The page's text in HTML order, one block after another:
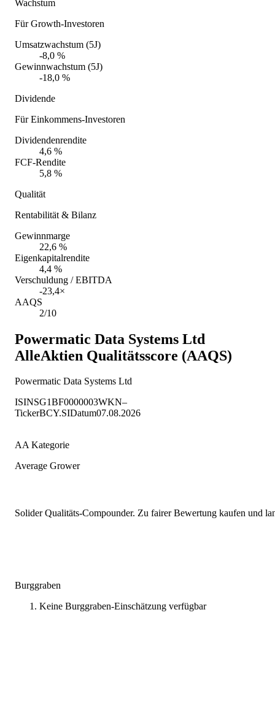
Wachstum
Für Growth-Investoren
Umsatzwachstum (5J)
-8,0 %
Gewinnwachstum (5J)
-18,0 %
Dividende
Für Einkommens-Investoren
Dividendenrendite
4,6 %
FCF-Rendite
5,8 %
Qualität
Rentabilität & Bilanz
Gewinnmarge
22,6 %
Eigenkapitalrendite
4,4 %
Verschuldung / EBITDA
-23,4×
AAQS
2/10
Powermatic Data Systems Ltd
AlleAktien Qualitätsscore (AAQS)
Powermatic Data Systems Ltd
ISINSG1BF0000003WKN–
TickerBCY.SIDatum07.08.2026
AA Kategorie
Average Grower
Solider Qualitäts-Compounder. Zu fairer Bewertung kaufen und
Burggraben
Keine Burggraben-Einschätzung verfügbar